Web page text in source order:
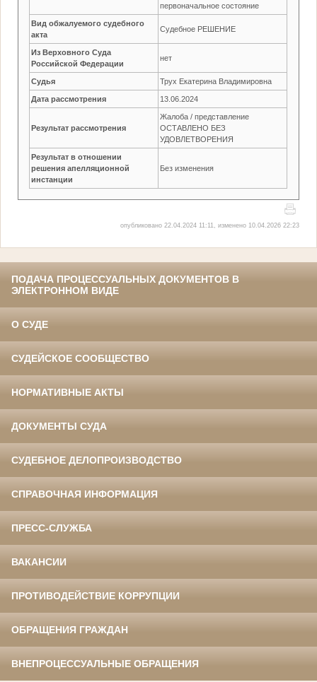
первоначальное состояние
Вид обжалуемого судебного
акта
Судебное РЕШЕНИЕ
Из Верховного Суда
Российской Федерации
нет
Судья Трух Екатерина Владимировна
Дата рассмотрения 13.06.2024
Результат рассмотрения
Жалоба / представление
ОСТАВЛЕНО БЕЗ
УДОВЛЕТВОРЕНИЯ
Результат в отношении
решения апелляционной
инстанции
Без изменения
опубликовано 22.04.2024 11:11, изменено 10.04.2026 22:23
ПОДАЧА ПРОЦЕССУАЛЬНЫХ ДОКУМЕНТОВ В
ЭЛЕКТРОННОМ ВИДЕ
О СУДЕ
СУДЕЙСКОЕ СООБЩЕСТВО
НОРМАТИВНЫЕ АКТЫ
ДОКУМЕНТЫ СУДА
СУДЕБНОЕ ДЕЛОПРОИЗВОДСТВО
СПРАВОЧНАЯ ИНФОРМАЦИЯ
ПРЕСС-СЛУЖБА
ВАКАНСИИ
ПРОТИВОДЕЙСТВИЕ КОРРУПЦИИ
ОБРАЩЕНИЯ ГРАЖДАН
ВНЕПРОЦЕССУАЛЬНЫЕ ОБРАЩЕНИЯ